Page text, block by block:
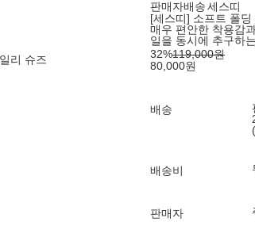
리 슈즈
판매자배송세스띠
[세스띠] 소프트 폴
매우 편안한 착용감
일을 동시에 추구하
32%119,000원
80,000원
배송
배송비
판매자